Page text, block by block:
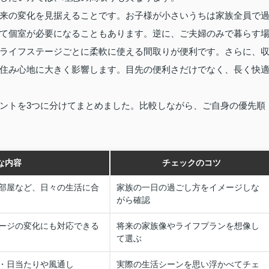
の変化を見据えることです。お子様が小さいうちは家族全員で過
個室が必要になることもあります。逆に、ご夫婦のみで暮らす場
イフステージごとに柔軟に使える間取りが便利です。さらに、収
み心地に大きく影響します。目先の便利さだけでなく、長く快適
トを3つに分けてまとめました。比較しながら、ご自身の優先順
内容 チェックのコツ
屋など、日々の生活に合
家族の一日の過ごし方をイメージしな
がら確認
ジの変化にも対応できる
将来の家族像やライフプランを想像し
て選ぶ
日当たりや風通し 実際の生活シーンを思い浮かべてチェ